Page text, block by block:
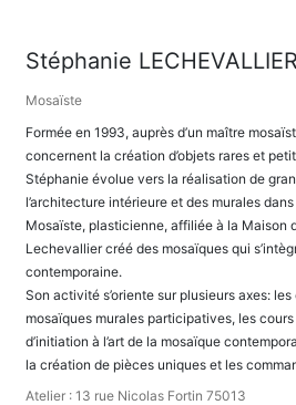
Stéphanie LECHEVALLIER
Mosaïste
Formée en 1993, auprès d’un maître
concernent la création d’objets rares et
Stéphanie évolue vers la réalisation de
l’architecture intérieure et des murales dans
Mosaïste, plasticienne, affiliée à la Maison
Lechevallier créé des mosaïques qui
contemporaine.
Son activité s’oriente sur plusieurs axes:
mosaïques murales participatives, les
d’initiation à l’art de la mosaïque
la création de pièces uniques et les
Atelier : 13 rue Nicolas Fortin 75013